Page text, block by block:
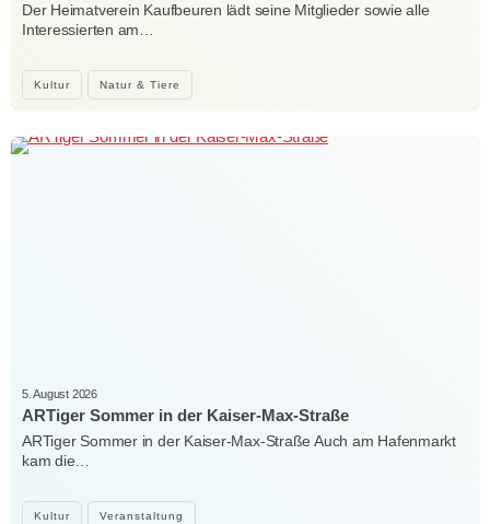
Kultur Natur & Tiere
Der Heimatverein Kaufbeuren lädt seine Mitglieder sowie alle
Interessierten am…
Kultur Veranstaltung
5. August 2026
ARTiger Sommer in der Kaiser-Max-Straße
ARTiger Sommer in der Kaiser-Max-Straße Auch am Hafenmarkt
kam die…